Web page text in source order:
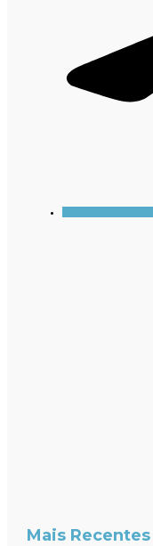
Mais Recentes